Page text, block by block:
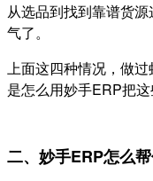
从选品到找到靠谱货
气了。
上面这四种情况，做
是怎么用妙手ERP把这
二、妙手ERP怎么